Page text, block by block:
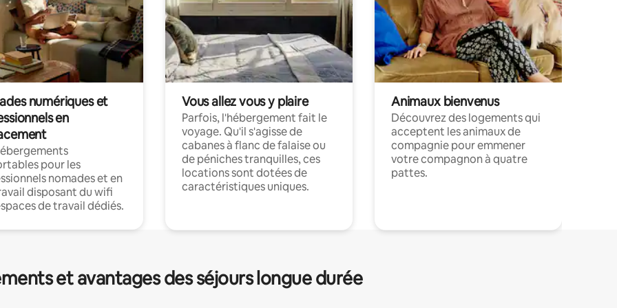
numériques et
en
pour les
nomades et en
disposant du wifi
de travail dédiés.
Vous allez vous y plaire
Parfois, l'hébergement fait le
voyage. Qu'il s'agisse de
cabanes à flanc de falaise ou
de péniches tranquilles, ces
locations sont dotées de
caractéristiques uniques.
Animaux bienvenus
Découvrez des logements qui
acceptent les animaux de
compagnie pour emmener
votre compagnon à quatre
pattes.
et avantages des séjours longue durée